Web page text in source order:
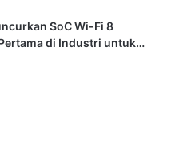
SoC Wi-Fi 8
di Industri untuk…